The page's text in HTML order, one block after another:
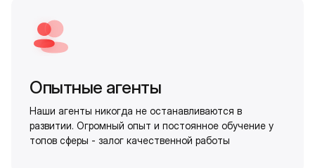
Опытные агенты
Наши агенты никогда не останавливаются в
развитии. Огромный опыт и постоянное обучение у
топов сферы - залог качественной работы